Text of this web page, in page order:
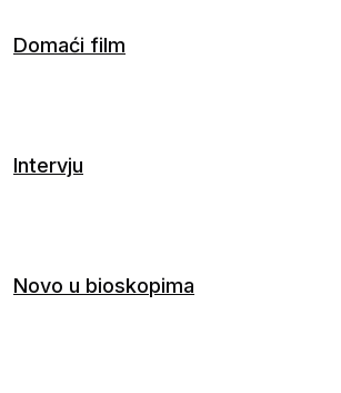
Domaći film
Intervju
Novo u bioskopima